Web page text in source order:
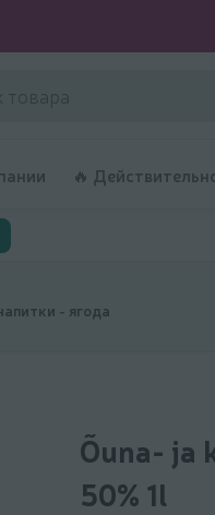
🔥
- ягода
Õuna- ja
50% 1l